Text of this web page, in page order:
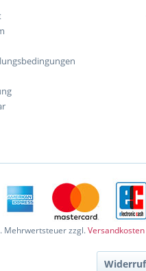
Mehrwertsteuer zzgl.Versandkosten